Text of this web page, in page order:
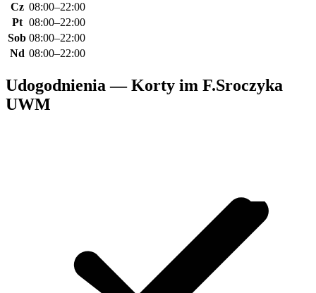
Cz 08:00–22:00
Pt 08:00–22:00
Sob 08:00–22:00
Nd 08:00–22:00
Udogodnienia — Korty im F.Sroczyka
UWM